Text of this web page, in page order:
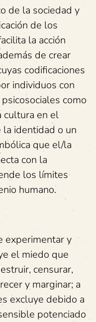
de la sociedad y
de los
la acción
de crear
codificaciones
individuos con
como
cultura en el
la identidad o un
que el/la
con la
los límites
humano.
experimentar y
el miedo que
censurar,
y marginar; a
excluye debido a
potenciado